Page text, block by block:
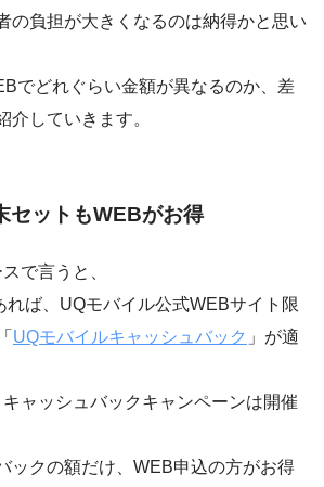
の負担が大きくなるのは納得かと思い
でどれぐらい金額が異なるのか、差
介していきます。
セットもWEBがお得
で言うと、
れば、UQモバイル公式WEBサイト限
UQモバイルキャッシュバック 」が適
ャッシュバックキャンペーンは開催
ックの額だけ、WEB申込の方がお得